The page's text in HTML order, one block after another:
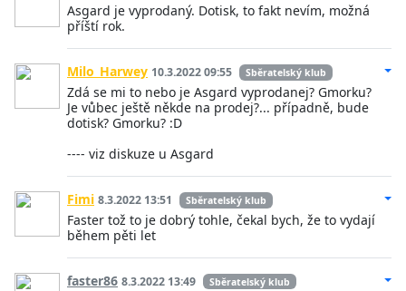
Asgard je vyprodaný. Dotisk, to fakt nevím, možná
příští rok.
Milo_Harwey 10.3.2022 09:55 Sběratelský klub
Zdá se mi to nebo je Asgard vyprodanej? Gmorku?
Je vůbec ještě někde na prodej?... případně, bude
dotisk? Gmorku? :D
---- viz diskuze u Asgard
Fimi 8.3.2022 13:51 Sběratelský klub
Faster tož to je dobrý tohle, čekal bych, že to vydají
během pěti let
faster86 8.3.2022 13:49 Sběratelský klub